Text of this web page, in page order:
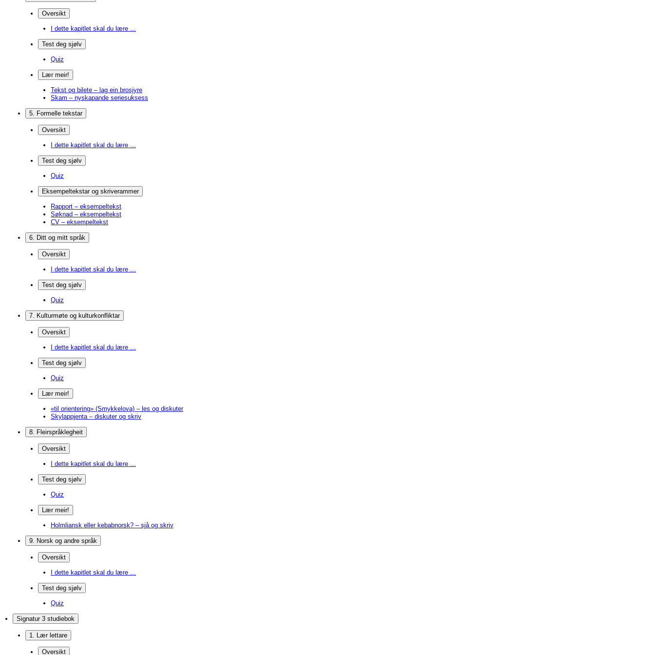
Oversikt
I dette kapitlet skal du lære ...
Test deg sjølv
Quiz
Lær meir!
Tekst og bilete – lag ein brosjyre
Skam – nyskapande seriesuksess
5. Formelle tekstar
Oversikt
I dette kapitlet skal du lære ...
Test deg sjølv
Quiz
Eksempeltekstar og skriverammer
Rapport – eksempeltekst
Søknad – eksempeltekst
CV – eksempeltekst
6. Ditt og mitt språk
Oversikt
I dette kapitlet skal du lære ...
Test deg sjølv
Quiz
7. Kulturmøte og kulturkonfliktar
Oversikt
I dette kapitlet skal du lære ...
Test deg sjølv
Quiz
Lær meir!
«til orientering» (Smykkelova) – les og diskuter
Skylappjenta – diskuter og skriv
8. Fleirspråklegheit
Oversikt
I dette kapitlet skal du lære ...
Test deg sjølv
Quiz
Lær meir!
Holmliansk eller kebabnorsk? – sjå og skriv
9. Norsk og andre språk
Oversikt
I dette kapitlet skal du lære ...
Test deg sjølv
Quiz
Signatur 3 studiebok
1. Lær lettare
Oversikt